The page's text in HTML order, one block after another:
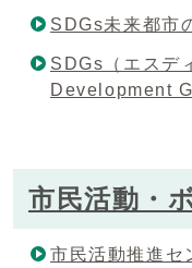
SDGs未来都市
SDGs（エスデ
Development
市民活動・
市民活動推進セ